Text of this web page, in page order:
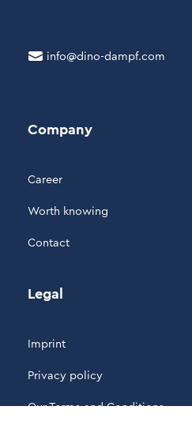
info@dino-dampf.com
Company
Career
Worth knowing
Contact
Legal
Imprint
Privacy policy
Our Terms and Conditions